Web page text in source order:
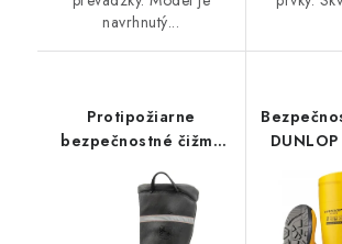
navrhnutý...
Protipožiarne
bezpečnostné čižmy
F1 P A
ESD